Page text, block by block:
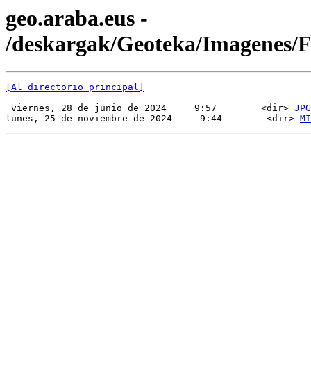
geo.araba.eus -
/deskargak/Geoteka/Imagenes/
[Al directorio principal]
viernes, 28 de junio de 2024     9:57        <dir> JPG
lunes, 25 de noviembre de 2024     9:44        <dir>